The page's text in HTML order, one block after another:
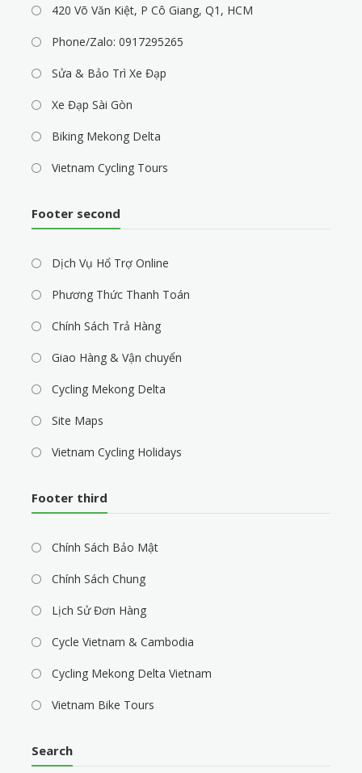
420 Võ Văn Kiệt, P Cô Giang, Q1, HCM
Phone/Zalo: 0917295265
Sửa & Bảo Trì Xe Đạp
Xe Đạp Sài Gòn
Biking Mekong Delta
Vietnam Cycling Tours
Footer second
Dịch Vụ Hổ Trợ Online
Phương Thức Thanh Toán
Chính Sách Trả Hàng
Giao Hàng & Vận chuyển
Cycling Mekong Delta
Site Maps
Vietnam Cycling Holidays
Footer third
Chính Sách Bảo Mật
Chính Sách Chung
Lịch Sử Đơn Hàng
Cycle Vietnam & Cambodia
Cycling Mekong Delta Vietnam
Vietnam Bike Tours
Search